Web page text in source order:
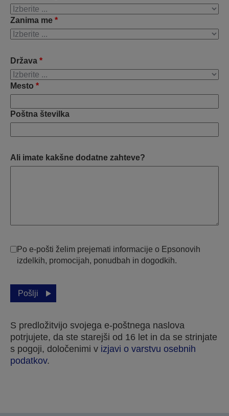
Zanima me *
Država *
Mesto *
Poštna številka
Ali imate kakšne dodatne zahteve?
Po e-pošti želim prejemati informacije o Epsonovih
izdelkih, promocijah, ponudbah in dogodkih.
Pošlji
S predložitvijo svojega e-poštnega naslova
potrjujete, da ste starejši od 16 let in da se strinjate
s pogoji, določenimi v izjavi o varstvu osebnih
podatkov.